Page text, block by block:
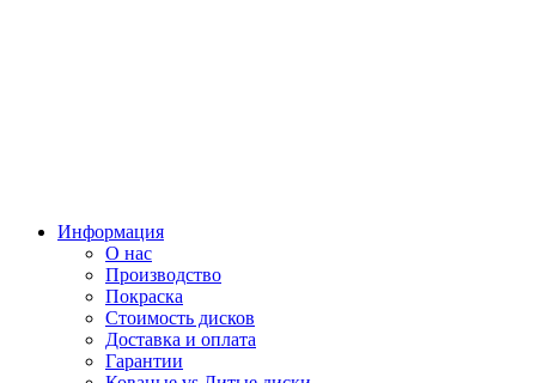
Информация
О нас
Производство
Покраска
Стоимость дисков
Доставка и оплата
Гарантии